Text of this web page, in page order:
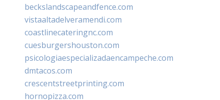
beckslandscapeandfence.com
vistaaltadelveramendi.com
coastlinecateringnc.com
cuesburgershouston.com
psicologiaespecializadaencampeche.com
dmtacos.com
crescentstreetprinting.com
hornopizza.com